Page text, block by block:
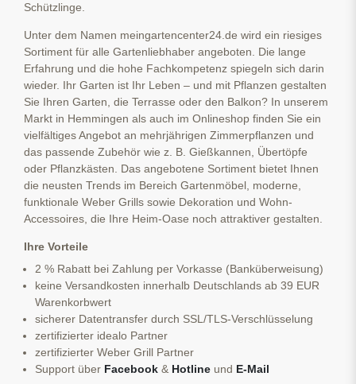
Schützlinge.
Unter dem Namen meingartencenter24.de wird ein riesiges
Sortiment für alle Gartenliebhaber angeboten. Die lange
Erfahrung und die hohe Fachkompetenz spiegeln sich darin
wieder. Ihr Garten ist Ihr Leben – und mit Pflanzen gestalten
Sie Ihren Garten, die Terrasse oder den Balkon? In unserem
Markt in Hemmingen als auch im Onlineshop finden Sie ein
vielfältiges Angebot an mehrjährigen Zimmerpflanzen und
das passende Zubehör wie z. B. Gießkannen, Übertöpfe
oder Pflanzkästen. Das angebotene Sortiment bietet Ihnen
die neusten Trends im Bereich Gartenmöbel, moderne,
funktionale Weber Grills sowie Dekoration und Wohn-
Accessoires, die Ihre Heim-Oase noch attraktiver gestalten.
Ihre Vorteile
2 % Rabatt bei Zahlung per Vorkasse (Banküberweisung)
keine Versandkosten innerhalb Deutschlands ab 39 EUR
Warenkorbwert
sicherer Datentransfer durch SSL/TLS-Verschlüsselung
zertifizierter idealo Partner
zertifizierter Weber Grill Partner
Support über Facebook & Hotline und E-Mail